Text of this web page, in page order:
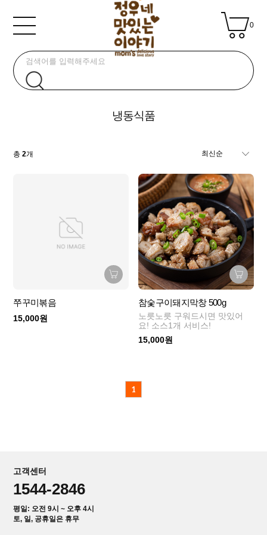
0
냉동식품
총2개
쭈꾸미볶음
15,000원
참숯구이돼지막창 500g
노릇노릇 구워드시면 맛있어
요! 소스1개 서비스!
15,000원
1
고객센터
1544-2846
평일: 오전 9시 ~ 오후 4시
토, 일, 공휴일은 휴무